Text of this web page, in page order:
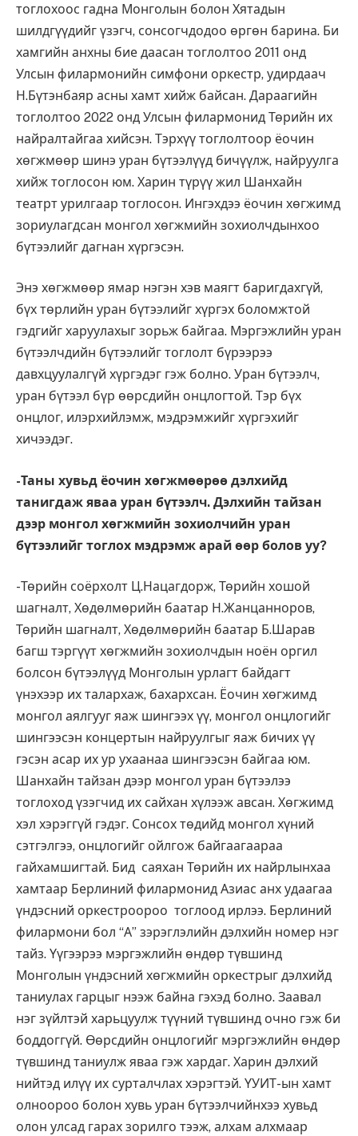
тоглохоос гадна Монголын болон Хятадын
шилдгүүдийг үзэгч, сонсогчдодоо өргөн барина. Би
хамгийн анхны бие даасан тоглолтоо 2011 онд
Улсын филармонийн симфони оркестр, удирдаач
Н.Бүтэнбаяр асны хамт хийж байсан. Дараагийн
тоглолтоо 2022 онд Улсын филармонид Төрийн их
найралтайгаа хийсэн. Тэрхүү тоглолтоор ёочин
хөгжмөөр шинэ уран бүтээлүүд бичүүлж, найруулга
хийж тоглосон юм. Харин түрүү жил Шанхайн
театрт урилгаар тоглосон. Ингэхдээ ёочин хөгжимд
зориулагдсан монгол хөгжмийн зохиолчдынхоо
бүтээлийг дагнан хүргэсэн.
Энэ хөгжмөөр ямар нэгэн хэв маягт баригдахгүй,
бүх төрлийн уран бүтээлийг хүргэх боломжтой
гэдгийг харуулахыг зорьж байгаа. Мэргэжлийн уран
бүтээлчдийн бүтээлийг тоглолт бүрээрээ
давхцуулалгүй хүргэдэг гэж болно. Уран бүтээлч,
уран бүтээл бүр өөрсдийн онцлогтой. Тэр бүх
онцлог, илэрхийлэмж, мэдрэмжийг хүргэхийг
хичээдэг.
-Таны хувьд ёочин хөгжмөөрөө дэлхийд
танигдаж яваа уран бүтээлч. Дэлхийн тайзан
дээр монгол хөгжмийн зохиолчийн уран
бүтээлийг тоглох мэдрэмж арай өөр болов уу?
-Төрийн соёрхолт Ц.Нацагдорж, Төрийн хошой
шагналт, Хөдөлмөрийн баатар Н.Жанцанноров,
Төрийн шагналт, Хөдөлмөрийн баатар Б.Шарав
багш тэргүүт хөгжмийн зохиолчдын ноён оргил
болсон бүтээлүүд Монголын урлагт байдагт
үнэхээр их талархаж, бахархсан. Ёочин хөгжимд
монгол аялгууг яаж шингээх үү, монгол онцлогийг
шингээсэн концертын найруулгыг яаж бичих үү
гэсэн асар их ур ухаанаа шингээсэн байгаа юм.
Шанхайн тайзан дээр монгол уран бүтээлээ
тоглоход үзэгчид их сайхан хүлээж авсан. Хөгжимд
хэл хэрэггүй гэдэг. Сонсох төдийд монгол хүний
сэтгэлгээ, онцлогийг ойлгож байгаагаараа
гайхамшигтай. Бид саяхан Төрийн их найрлынхаа
хамтаар Берлиний филармонид Азиас анх удаагаа
үндэсний оркестроороо тоглоод ирлээ. Берлиний
филармони бол “А” зэрэглэлийн дэлхийн номер нэг
тайз. Үүгээрээ мэргэжлийн өндөр түвшинд
Монголын үндэсний хөгжмийн оркестрыг дэлхийд
таниулах гарцыг нээж байна гэхэд болно. Заавал
нэг зүйлтэй харьцуулж түүний түвшинд очно гэж би
боддоггүй. Өөрсдийн онцлогийг мэргэжлийн өндөр
түвшинд таниулж яваа гэж хардаг. Харин дэлхий
нийтэд илүү их сурталчлах хэрэгтэй. ҮУИТ-ын хамт
олноороо болон хувь уран бүтээлчийнхээ хувьд
олон улсад гарах зорилго тээж, алхам алхмаар